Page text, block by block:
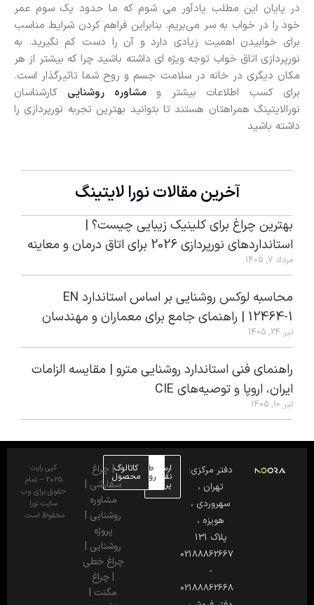
در پایان این مطلب یادآور می شوم که ما حدود یک سوم عمر
خود را در خواب به سر می‌بریم. بنابراین فراهم کردن شرایط مناسب
برای خوابیدن اهمیت زیادی دارد و آن را دست کم نگیرید. به
نورپردازی اتاق خواب توجه ویژه ای داشته باشید چرا که بیشتر از هر
مکان دیگری در خانه در سلامت جسم و روح شما تاثیرگذار است.
برای کسب اطلاعات بیشتر ومشاوره روشنایی کارشناسان
نورالایتینگ همراهتان هستند تا بتوانید بهترین تجربه نورپردازی را
داشته باشید
آخرین مقالات نورا لایتینگ
بهترین چراغ برای کلینیک زیبایی چیست؟ |
استانداردهای نورپردازی 2026 برای اتاق درمان و معاینه
مرداد 7, 1405
محاسبه لوکس روشنایی بر اساس استاندارد EN
12464-1 | راهنمای جامع برای معماران و مهندسان
تیر 24, 1405
راهنمای فنی استاندارد روشنایی مترو | مقایسه الزامات
ایران، اروپا و توصیه‌های CIE
تیر 10, 1405
دفتر مرکزی:
تهران ،
سهروردی ،
هویزه ،
پلاک 131
02188862667
-
02188862668
ارسال
نقشه
پروژه
طراحی
روشنایی
کاتالوگ
محصول
| چراغ
سفارشی |
مشاوره
روشنایی |
پروژه
روشنایی |
چراغ خطی
| چراغ
مگنت |
کپی رایت
2025 – تمام
حقوق برای وب
سایت نورا
محفوظ است.